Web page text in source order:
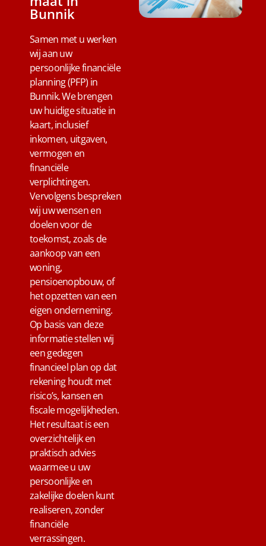
Bunnik
Samen met u werken
wij aan uw
persoonlijke financiële
planning (PFP) in
Bunnik. We brengen
uw huidige situatie in
kaart, inclusief
inkomen, uitgaven,
vermogen en
financiële
verplichtingen.
Vervolgens bespreken
wij uw wensen en
doelen voor de
toekomst, zoals de
aankoop van een
woning,
pensioenopbouw, of
het opzetten van een
eigen onderneming.
Op basis van deze
informatie stellen wij
een gedegen
financieel plan op dat
rekening houdt met
risico’s, kansen en
fiscale mogelijkheden.
Het resultaat is een
overzichtelijk en
praktisch advies
waarmee u uw
persoonlijke en
zakelijke doelen kunt
realiseren, zonder
financiële
verrassingen.